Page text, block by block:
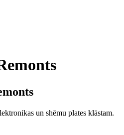
un shēmu plates klāstam.